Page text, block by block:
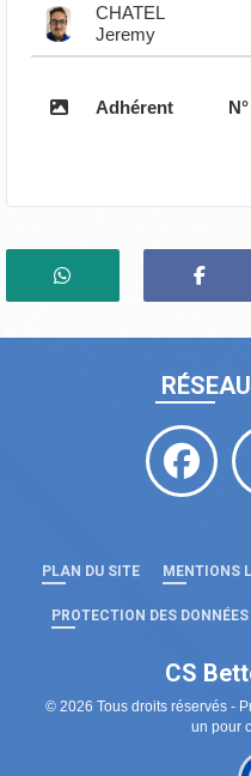
CHATEL
Jeremy
Adhérent N°
PLAN DU SITE MENTIONS
PROTECTION DES DONNÉES
CS
© 2026 Tous droits réservés -
un pour